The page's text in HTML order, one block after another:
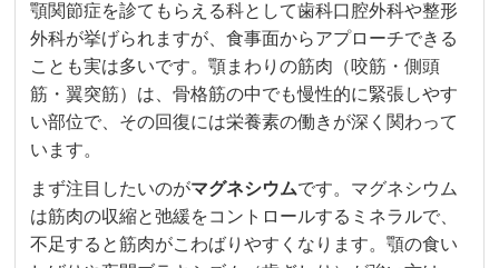
顎関節症を診てもらえる科として歯科口腔外科や整形
外科が挙げられますが、食事面からアプローチできる
ことも実は多いです。顎まわりの筋肉（咬筋・側頭
筋・翼突筋）は、骨格筋の中でも慢性的に緊張しやす
い部位で、その回復には栄養素の働きが深く関わって
います。
まず注目したいのがマグネシウムです。マグネシウム
は筋肉の収縮と弛緩をコントロールするミネラルで、
不足すると筋肉がこわばりやすくなります。顎の食い